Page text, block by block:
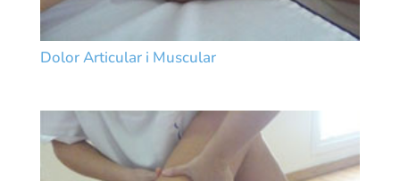
Dolor Articular i Muscular